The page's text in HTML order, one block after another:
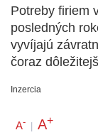
Potreby firiem
posledných
vyvíjajú
čoraz
Inzercia
A- | A+